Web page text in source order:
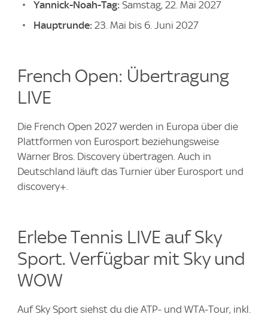
Yannick-Noah-Tag: Samstag, 22. Mai 2027
Hauptrunde: 23. Mai bis 6. Juni 2027
French Open: Übertragung
LIVE
Die French Open 2027 werden in Europa über die
Plattformen von Eurosport beziehungsweise
Warner Bros. Discovery übertragen. Auch in
Deutschland läuft das Turnier über Eurosport und
discovery+.
Erlebe Tennis LIVE auf Sky
Sport. Verfügbar mit Sky und
WOW
Auf Sky Sport siehst du die ATP- und WTA-Tour, inkl.